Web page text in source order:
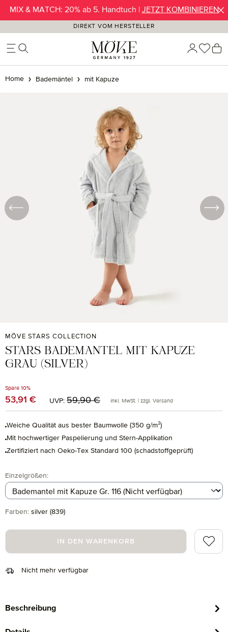
Zum Hauptinhalt springen
MIX & MATCH: 20% ab 5. Handtuch | JETZT KOMBINIEREN
DIREKT VOM HERSTELLER
Du
Home Bademäntel mit Kapuze
MÖVE STARS COLLECTION
STARS BADEMANTEL MIT KAPUZE
GRAU (SILVER)
Spare 10%
Verkaufspreis:
53,91 € UVP: Regulärer Preis:
59,90 € inkl. MwSt. | zzgl. Versand
Weiche Qualität aus bester Baumwolle (350 g/m²)
Mit hochwertiger Paspelierung und Stern-Applikation
Zertifiziert nach Oeko-Tex Standard 100 (schadstoffgeprüft)
Nicht mehr verfügbar
Einzelgrößenauswählen
:
Farbenauswählen
: silver (839)
IN DEN WARENKORB
Zum
Beschreibung